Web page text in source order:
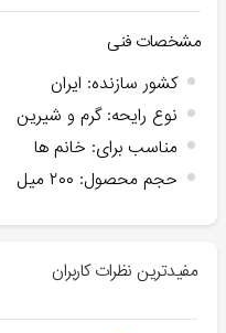
مشخصات فنی
کشور سازنده: ایران
نوع رایحه:گرم و شیرین
مناسب برای: خانم ها
حجم محصول: ۲۰۰ میل
مفیدترین نظرات کاربران